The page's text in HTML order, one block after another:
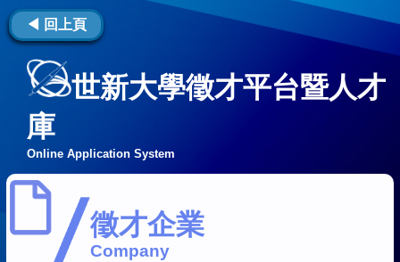
◀ 回上頁
世新大學徵才平台暨人才
庫
Online Application System
徵才企業
Company